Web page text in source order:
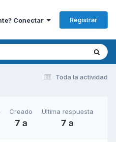
Conectar Registrar
Toda la actividad
Creado
7 a
Última respuesta
7 a